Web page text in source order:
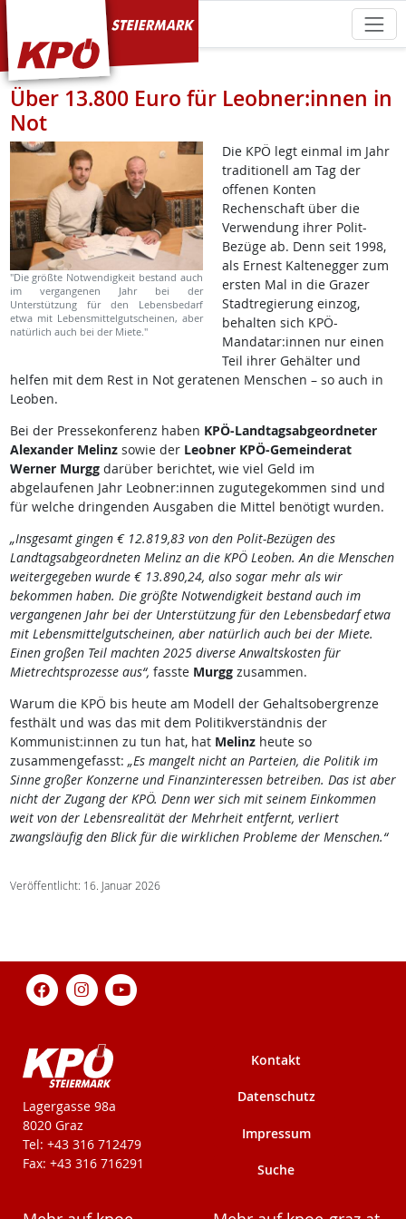
KPÖ Steiermark
Über 13.800 Euro für Leobner:innen in
Not
"Die größte Notwendigkeit bestand auch
im vergangenen Jahr bei der
Unterstützung für den Lebensbedarf
etwa mit Lebensmittelgutscheinen, aber
natürlich auch bei der Miete."
Die KPÖ legt einmal im Jahr
traditionell am Tag der
offenen Konten
Rechenschaft über die
Verwendung ihrer Polit-
Bezüge ab. Denn seit 1998,
als Ernest Kaltenegger zum
ersten Mal in die Grazer
Stadtregierung einzog,
behalten sich KPÖ-
Mandatar:innen nur einen
Teil ihrer Gehälter und
helfen mit dem Rest in Not geratenen Menschen – so auch in
Leoben.
Bei der Pressekonferenz haben KPÖ-Landtagsabgeordneter
Alexander Melinz sowie der Leobner KPÖ-Gemeinderat
Werner Murggdarüber berichtet, wie viel Geld im
abgelaufenen Jahr Leobner:innen zugutegekommen sind und
für welche dringenden Ausgaben die Mittel benötigt wurden.
„Insgesamt gingen € 12.819,83 von den Polit-Bezügen des
Landtagsabgeordneten Melinz an die KPÖ Leoben. An die Menschen
weitergegeben wurde € 13.890,24, also sogar mehr als wir
bekommen haben. Die größte Notwendigkeit bestand auch im
vergangenen Jahr bei der Unterstützung für den Lebensbedarf etwa
mit Lebensmittelgutscheinen, aber natürlich auch bei der Miete.
Einen großen Teil machten 2025 diverse Anwaltskosten für
Mietrechtsprozesse aus“, fasste Murggzusammen.
Warum die KPÖ bis heute am Modell der Gehaltsobergrenze
festhält und was das mit dem Politikverständnis der
Kommunist:innen zu tun hat, hatMelinzheute so
zusammengefasst: „Es mangelt nicht an Parteien, die Politik im
Sinne großer Konzerne und Finanzinteressen betreiben. Das ist aber
nicht der Zugang der KPÖ. Denn wer sich mit seinem Einkommen
weit von der Lebensrealität der Mehrheit entfernt, verliert
zwangsläufig den Blick für die wirklichen Probleme der Menschen.“
Veröffentlicht: 16. Januar 2026
KPÖ-Steiermark
Lagergasse 98a
8020 Graz
Tel: +43 316 712479
Fax: +43 316 716291
Kontakt
Datenschutz
Impressum
Suche